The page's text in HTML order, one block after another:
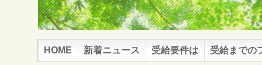
HOME 新着ニュース 受給要件は 受給までの